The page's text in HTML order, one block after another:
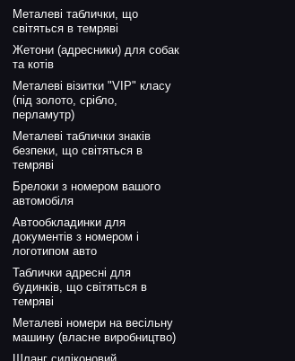
Металеві таблички, що
світяться в темряві
Жетони (адресники) для собак
та котів
Металеві візитки "VIP" класу
(під золото, срібло,
перламутр)
Металеві таблички знаків
безпеки, що світяться в
темряві
Брелоки з номером вашого
автомобіля
Автообкладинки для
документів з номером і
логотипом авто
Таблички адресні для
будинків, що світяться в
темряві
Металеві номери на весільну
машину (власне виробництво)